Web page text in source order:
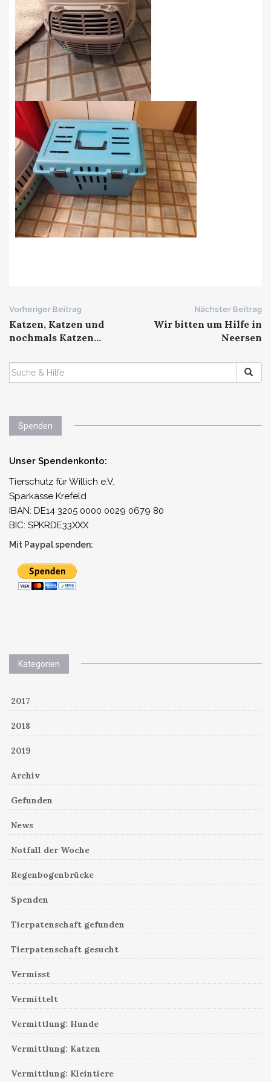
Beitrags-
Navigation
Vorheriger Beitrag
Katzen, Katzen und
nochmals Katzen…
Nächster Beitrag
Wir bitten um Hilfe in
Neersen
SUCHEN
NACH:
Spenden
Unser Spendenkonto:
Tierschutz für Willich e.V.
Sparkasse Krefeld
IBAN: DE14 3205 0000 0029 0679 80
BIC: SPKRDE33XXX
Mit Paypal spenden:
Kategorien
2017
2018
2019
Archiv
Gefunden
News
Notfall der Woche
Regenbogenbrücke
Spenden
Tierpatenschaft gefunden
Tierpatenschaft gesucht
Vermisst
Vermittelt
Vermittlung: Hunde
Vermittlung: Katzen
Vermittlung: Kleintiere